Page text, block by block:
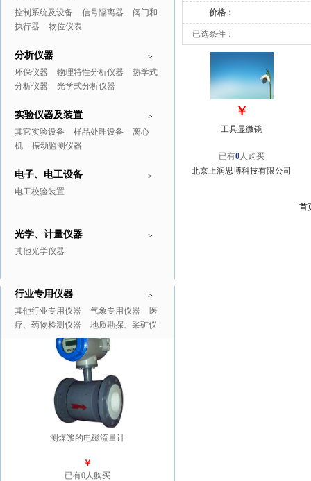
控制系统及设备 信号隔离器
阀门和
执行器
物位仪表
>
分析仪器
环保仪器 物理特性分析仪器
热学式
分析仪器
光学式分析仪器
>
实验仪器及装置
其它实验设备 样品处理设备
离心
机
振动监测仪器
>
电子、电工设备
电工校验装置
>
光学、计量仪器
其他光学仪器
>
行业专用仪器
其他行业专用仪器 气象专用仪器
医
疗、药物检测仪器
地质勘探、采矿仪
推广商品 更多>>
测煤浆的电磁流量计
￥
已有0人购买
价格：
已选条件：
￥
工具显微镜
已有0人购买
北京上润思博科技有限公司
首